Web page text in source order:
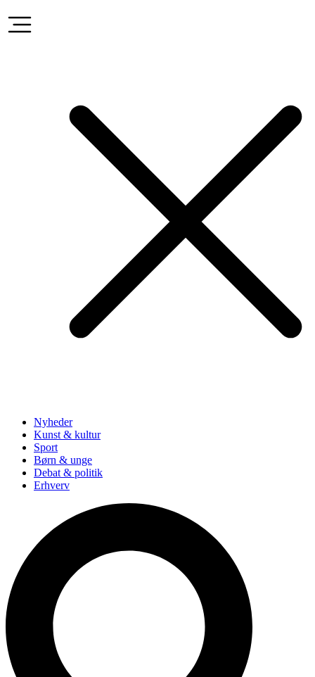
Nyheder
Kunst & kultur
Sport
Børn & unge
Debat & politik
Erhverv